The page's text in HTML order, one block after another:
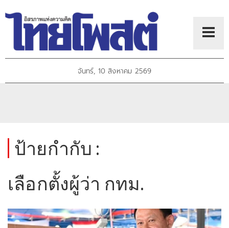
จันทร์, 10 สิงหาคม 2569
ป้ายกำกับ :
เลือกตั้งผู้ว่า กทม.